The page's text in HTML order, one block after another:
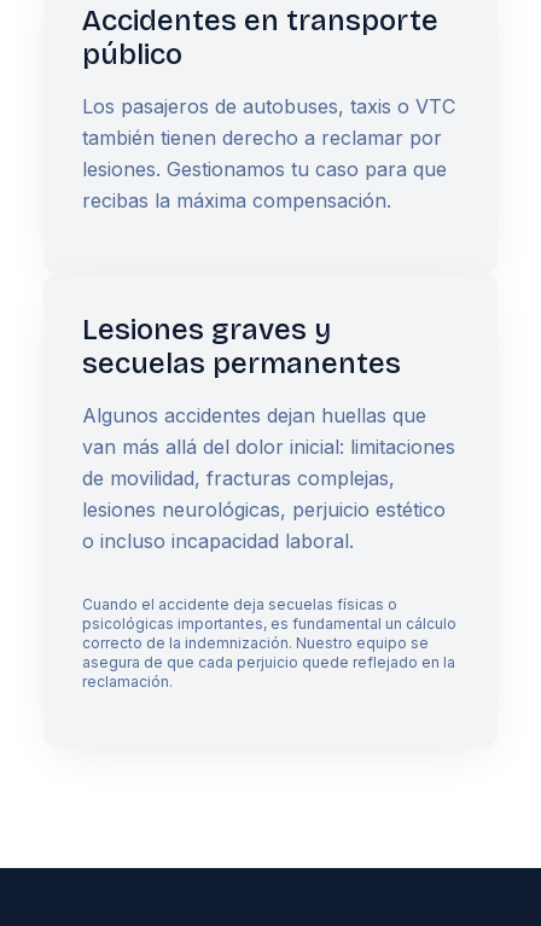
Accidentes en transporte
público
Los pasajeros de autobuses, taxis o VTC
también tienen derecho a reclamar por
lesiones. Gestionamos tu caso para que
recibas la máxima compensación.
Lesiones graves y
secuelas permanentes
Algunos accidentes dejan huellas que
van más allá del dolor inicial: limitaciones
de movilidad, fracturas complejas,
lesiones neurológicas, perjuicio estético
o incluso incapacidad laboral.
Cuando el accidente deja secuelas físicas o
psicológicas importantes, es fundamental un cálculo
correcto de la indemnización. Nuestro equipo se
asegura de que cada perjuicio quede reflejado en la
reclamación.